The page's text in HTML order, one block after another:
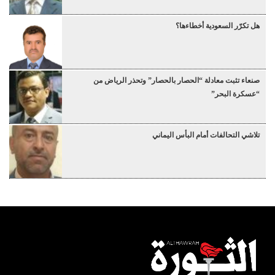
هل تكرّر السعودية أخطاءها؟
صنعاء تثبت معادلة “الحصار بالحصار” وتحذر الرياض من
“عسكرة البحر”
تلاشي التحالفات أمام البأس اليماني